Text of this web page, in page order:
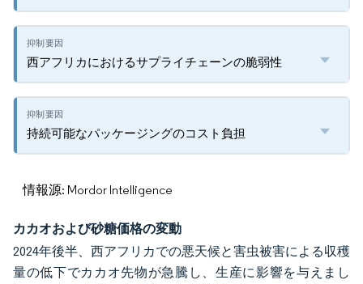
西アフリカにおけるサプライチェーンの脆弱性
持続可能なパッケージングのコスト負担
情報源: Mordor Intelligence
カカオおよび砂糖価格の変動
2024年後半、西アフリカでの悪天候と害虫被害による収穫
量の低下でカカオ先物が急騰し、生産に影響を与えまし